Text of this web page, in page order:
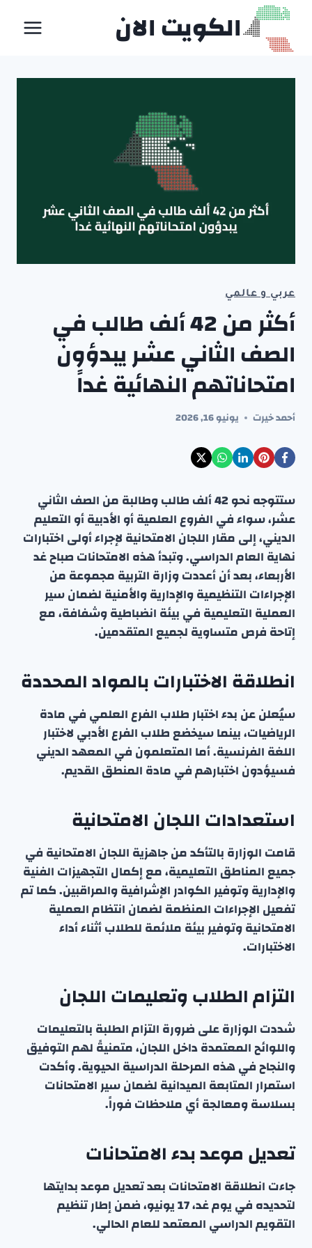
التجاوز
المحتوى
الكويت الان
عربي و عالمي
أكثر من 42 ألف طالب في
الصف الثاني عشر يبدؤون
امتحاناتهم النهائية غداً
أحمد خيرت يونيو 16, 2026
ستتوجه نحو 42 ألف طالب وطالبة من الصف الثاني
عشر، سواء في الفروع العلمية أو الأدبية أو التعليم
الديني، إلى مقار اللجان الامتحانية لإجراء أولى اختبارات
نهاية العام الدراسي. وتبدأ هذه الامتحانات صباح غد
الأربعاء، بعد أن أعددت وزارة التربية مجموعة من
الإجراءات التنظيمية والإدارية والأمنية لضمان سير
العملية التعليمية في بيئة انضباطية وشفافة، مع
إتاحة فرص متساوية لجميع المتقدمين.
انطلاقة الاختبارات بالمواد المحددة
سيُعلن عن بدء اختبار طلاب الفرع العلمي في مادة
الرياضيات، بينما سيخضع طلاب الفرع الأدبي لاختبار
اللغة الفرنسية. أما المتعلمون في المعهد الديني
فسيؤدون اختبارهم في مادة المنطق القديم.
استعدادات اللجان الامتحانية
قامت الوزارة بالتأكد من جاهزية اللجان الامتحانية في
جميع المناطق التعليمية، مع إكمال التجهيزات الفنية
والإدارية وتوفير الكوادر الإشرافية والمراقبين. كما تم
تفعيل الإجراءات المنظمة لضمان انتظام العملية
الامتحانية وتوفير بيئة ملائمة للطلاب أثناء أداء
الاختبارات.
التزام الطلاب وتعليمات اللجان
شددت الوزارة على ضرورة التزام الطلبة بالتعليمات
واللوائح المعتمدة داخل اللجان، متمنيةً لهم التوفيق
والنجاح في هذه المرحلة الدراسية الحيوية. وأكدت
استمرار المتابعة الميدانية لضمان سير الامتحانات
بسلاسة ومعالجة أي ملاحظات فوراً.
تعديل موعد بدء الامتحانات
جاءت انطلاقة الامتحانات بعد تعديل موعد بدايتها
لتحديده في يوم غد، 17 يونيو، ضمن إطار تنظيم
التقويم الدراسي المعتمد للعام الحالي.